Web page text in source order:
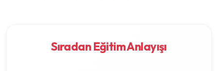
Sıradan Eğitim Anlayışı